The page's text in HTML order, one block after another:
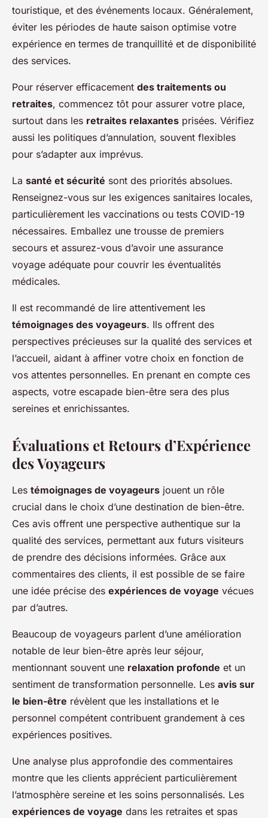
touristique, et des événements locaux. Généralement,
éviter les périodes de haute saison optimise votre
expérience en termes de tranquillité et de disponibilité
des services.
Pour réserver efficacement des traitements ou
retraites, commencez tôt pour assurer votre place,
surtout dans les retraites relaxantes prisées. Vérifiez
aussi les politiques d’annulation, souvent flexibles
pour s’adapter aux imprévus.
La santé et sécurité sont des priorités absolues.
Renseignez-vous sur les exigences sanitaires locales,
particulièrement les vaccinations ou tests COVID-19
nécessaires. Emballez une trousse de premiers
secours et assurez-vous d’avoir une assurance
voyage adéquate pour couvrir les éventualités
médicales.
Il est recommandé de lire attentivement les
témoignages des voyageurs. Ils offrent des
perspectives précieuses sur la qualité des services et
l’accueil, aidant à affiner votre choix en fonction de
vos attentes personnelles. En prenant en compte ces
aspects, votre escapade bien-être sera des plus
sereines et enrichissantes.
Évaluations et Retours d’Expérience
des Voyageurs
Les témoignages de voyageurs jouent un rôle
crucial dans le choix d’une destination de bien-être.
Ces avis offrent une perspective authentique sur la
qualité des services, permettant aux futurs visiteurs
de prendre des décisions informées. Grâce aux
commentaires des clients, il est possible de se faire
une idée précise des expériences de voyage vécues
par d’autres.
Beaucoup de voyageurs parlent d’une amélioration
notable de leur bien-être après leur séjour,
mentionnant souvent une relaxation profonde et un
sentiment de transformation personnelle. Les avis sur
le bien-être révèlent que les installations et le
personnel compétent contribuent grandement à ces
expériences positives.
Une analyse plus approfondie des commentaires
montre que les clients apprécient particulièrement
l’atmosphère sereine et les soins personnalisés. Les
expériences de voyage dans les retraites et spas